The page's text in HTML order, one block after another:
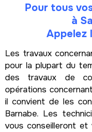
Pour tous
à
Appelez
Les travaux
pour la plupart du
des travaux de
opérations
il convient de les
Barnabe. Les
vous conseilleront